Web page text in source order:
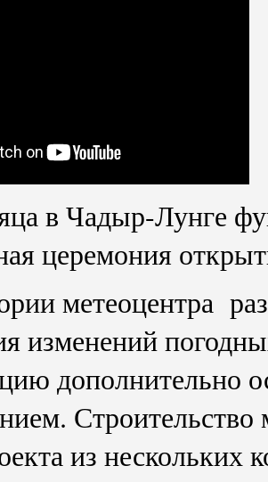
в Чадыр-Лунге
церемония
метеоцентра
изменений
дополнительно
из нескольких